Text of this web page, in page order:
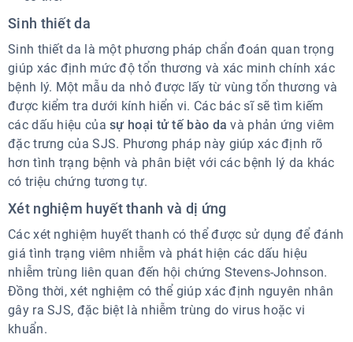
Sinh thiết da
Sinh thiết da là một phương pháp chẩn đoán quan trọng
giúp xác định mức độ tổn thương và xác minh chính xác
bệnh lý. Một mẫu da nhỏ được lấy từ vùng tổn thương và
được kiểm tra dưới kính hiển vi. Các bác sĩ sẽ tìm kiếm
các dấu hiệu củasự hoại tử tế bào da và phản ứng viêm
đặc trưng của SJS. Phương pháp này giúp xác định rõ
hơn tình trạng bệnh và phân biệt với các bệnh lý da khác
có triệu chứng tương tự.
Xét nghiệm huyết thanh và dị ứng
Các xét nghiệm huyết thanh có thể được sử dụng để đánh
giá tình trạng viêm nhiễm và phát hiện các dấu hiệu
nhiễm trùng liên quan đến hội chứng Stevens-Johnson.
Đồng thời, xét nghiệm có thể giúp xác định nguyên nhân
gây ra SJS, đặc biệt là nhiễm trùng do virus hoặc vi
khuẩn.